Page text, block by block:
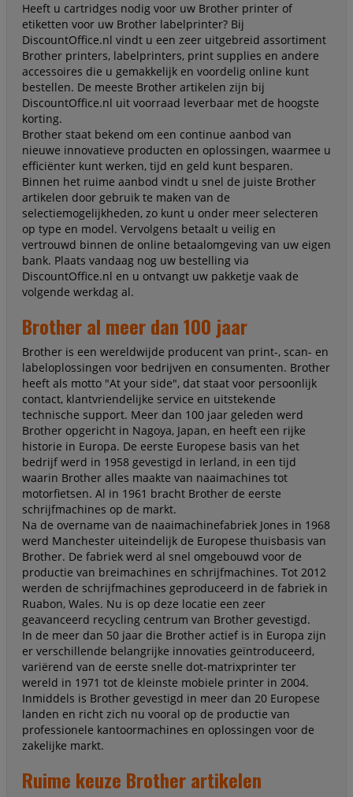
Heeft u cartridges nodig voor uw Brother printer of
etiketten voor uw Brother labelprinter? Bij
DiscountOffice.nl vindt u een zeer uitgebreid assortiment
Brother printers, labelprinters, print supplies en andere
accessoires die u gemakkelijk en voordelig online kunt
bestellen. De meeste Brother artikelen zijn bij
DiscountOffice.nl uit voorraad leverbaar met de hoogste
korting.
Brother staat bekend om een continue aanbod van
nieuwe innovatieve producten en oplossingen, waarmee u
efficiënter kunt werken, tijd en geld kunt besparen.
Binnen het ruime aanbod vindt u snel de juiste Brother
artikelen door gebruik te maken van de
selectiemogelijkheden, zo kunt u onder meer selecteren
op type en model. Vervolgens betaalt u veilig en
vertrouwd binnen de online betaalomgeving van uw eigen
bank. Plaats vandaag nog uw bestelling via
DiscountOffice.nl en u ontvangt uw pakketje vaak de
volgende werkdag al.
Brother al meer dan 100 jaar
Brother is een wereldwijde producent van print-, scan- en
labeloplossingen voor bedrijven en consumenten. Brother
heeft als motto "At your side", dat staat voor persoonlijk
contact, klantvriendelijke service en uitstekende
technische support. Meer dan 100 jaar geleden werd
Brother opgericht in Nagoya, Japan, en heeft een rijke
historie in Europa. De eerste Europese basis van het
bedrijf werd in 1958 gevestigd in Ierland, in een tijd
waarin Brother alles maakte van naaimachines tot
motorfietsen. Al in 1961 bracht Brother de eerste
schrijfmachines op de markt.
Na de overname van de naaimachinefabriek Jones in 1968
werd Manchester uiteindelijk de Europese thuisbasis van
Brother. De fabriek werd al snel omgebouwd voor de
productie van breimachines en schrijfmachines. Tot 2012
werden de schrijfmachines geproduceerd in de fabriek in
Ruabon, Wales. Nu is op deze locatie een zeer
geavanceerd recycling centrum van Brother gevestigd.
In de meer dan 50 jaar die Brother actief is in Europa zijn
er verschillende belangrijke innovaties geïntroduceerd,
variërend van de eerste snelle dot-matrixprinter ter
wereld in 1971 tot de kleinste mobiele printer in 2004.
Inmiddels is Brother gevestigd in meer dan 20 Europese
landen en richt zich nu vooral op de productie van
professionele kantoormachines en oplossingen voor de
zakelijke markt.
Ruime keuze Brother artikelen